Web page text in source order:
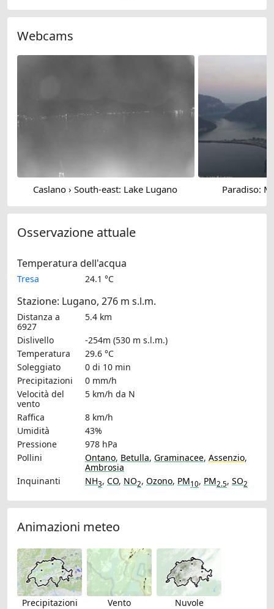
Webcams
Caslano › South-east: Lake Lugano Paradiso:
Osservazione attuale
Temperatura dell'acqua
Tresa 24.1 °C
Stazione: Lugano, 276 m s.l.m.
Distanza a
6927
5.4 km
Dislivello
-254m (530 m s.l.m.)
Temperatura
29.6 °C
Soleggiato
0 di 10 min
Precipitazioni
0 mm/h
Velocità del
vento
5 km/h da N
Raffica
8 km/h
Umidità
43%
Pressione
978 hPa
Pollini
Ontano, Betulla, Graminacee, Assenzio,
Ambrosia
Inquinanti
NH3, CO, NO2, Ozono, PM10, PM2.5, SO2
Animazioni meteo
Precipitazioni Vento Nuvole